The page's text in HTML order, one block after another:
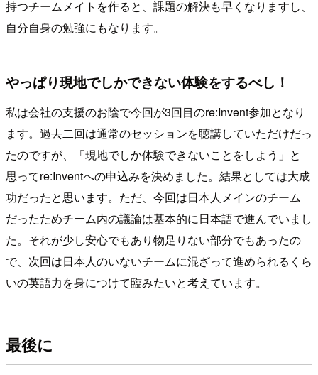
持つチームメイトを作ると、課題の解決も早くなりますし、
自分自身の勉強にもなります。
やっぱり現地でしかできない体験をするべし！
私は会社の支援のお陰で今回が3回目のre:Invent参加となり
ます。過去二回は通常のセッションを聴講していただけだっ
たのですが、「現地でしか体験できないことをしよう」と
思ってre:Inventへの申込みを決めました。結果としては大成
功だったと思います。ただ、今回は日本人メインのチーム
だったためチーム内の議論は基本的に日本語で進んでいまし
た。それが少し安心でもあり物足りない部分でもあったの
で、次回は日本人のいないチームに混ざって進められるくら
いの英語力を身につけて臨みたいと考えています。
最後に